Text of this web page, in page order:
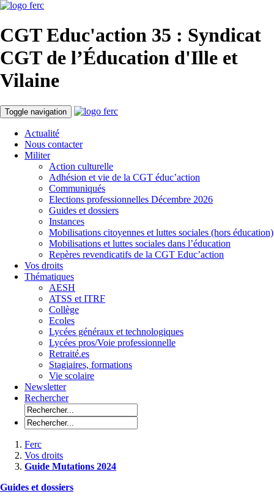
CGT Educ'action 35 : Syndicat
CGT de l’Éducation d'Ille et
Vilaine
Toggle navigation
Actualité
Nous contacter
Militer
Action culturelle
Adhésion et vie de la CGT éduc’action
Communiqués
Elections professionnelles Décembre 2026
Guides et dossiers
Instances
Mobilisations citoyennes et luttes sociales (hors éducation)
Mobilisations et luttes sociales dans l’éducation
Repères revendicatifs de la CGT Educ’action
Vos droits
Thématiques
AESH
ATSS et ITRF
Collège
Ecoles
Lycées généraux et technologiques
Lycées pros/Voie professionnelle
Retraité.es
Stagiaires, formations
Vie scolaire
Newsletter
Rechercher
Ferc
Vos droits
Guide Mutations 2024
Guides et dossiers